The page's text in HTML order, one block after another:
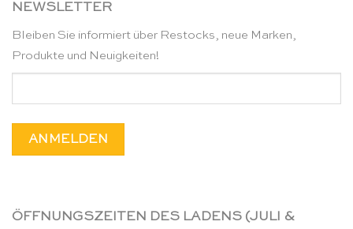
NEWSLETTER
Bleiben Sie informiert über Restocks, neue Marken,
Produkte und Neuigkeiten!
ÖFFNUNGSZEITEN DES LADENS (JULI &